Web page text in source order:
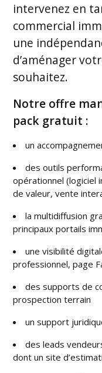
intervenez en
commercial
une
d’aménager
souhaitez.
Notre offre
pack gratuit :
un
des outils
opérationnel (logiciel
de valeur, vente
la multidiffusion
principaux portails
une visibilité
professionnel, page
des supports de
prospection terrain
un support
des leads
dont un site